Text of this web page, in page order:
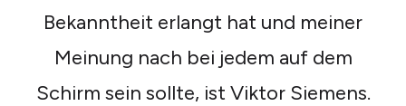
Bekanntheit erlangt hat und meiner
Meinung nach bei jedem auf dem
Schirm sein sollte, ist Viktor Siemens.